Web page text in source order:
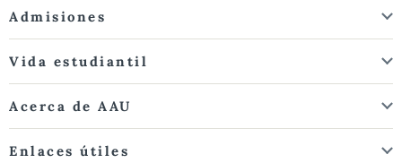
Admisiones
Vida estudiantil
Acerca de AAU
Enlaces útiles